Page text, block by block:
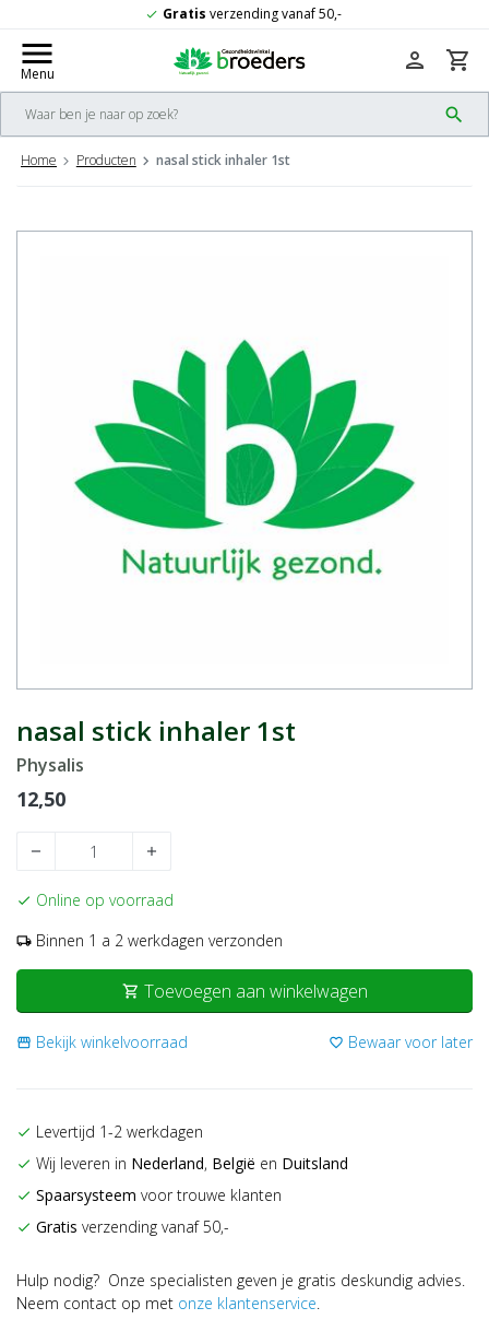
check Gratis verzending vanaf 50,-
menu
Menu
search
person shopping_cart
Home Producten nasal stick inhaler 1st
nasal stick inhaler 1st
Physalis
12,50
remove add
check Online op voorraad
local_shipping Binnen 1 a 2 werkdagen verzonden
shopping_cart Toevoegen aan winkelwagen
storefront Bekijk winkelvoorraad favorite_border Bewaar voor later
check Levertijd 1-2 werkdagen
check Wij leveren in Nederland, België en Duitsland
check Spaarsysteem voor trouwe klanten
check Gratis verzending vanaf 50,-
Hulp nodig? Onze specialisten geven je gratis deskundig advies.
Neem contact op met onze klantenservice.